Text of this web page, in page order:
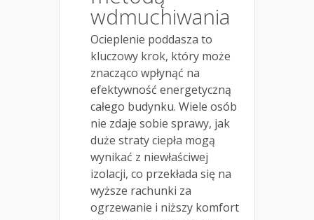
wdmuchiwania
Ocieplenie poddasza to
kluczowy krok, który może
znacząco wpłynąć na
efektywność energetyczną
całego budynku. Wiele osób
nie zdaje sobie sprawy, jak
duże straty ciepła mogą
wynikać z niewłaściwej
izolacji, co przekłada się na
wyższe rachunki za
ogrzewanie i niższy komfort